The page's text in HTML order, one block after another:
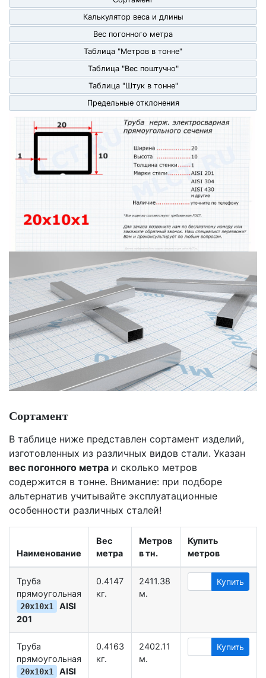
Калькулятор веса и длины
Вес погонного метра
Таблица "Метров в тонне"
Таблица "Вес поштучно"
Таблица "Штук в тонне"
Предельные отклонения
Сортамент
В таблице ниже представлен сортамент изделий,
изготовленных из различных видов стали. Указан
вес погонного метра и сколько метров
содержится в тонне. Внимание: при подборе
альтернатив учитывайте эксплуатационные
особенности различных сталей!
Наименование
Вес
метра
Метров
в тн.
Купить
метров
Труба
прямоугольная
20х10х1
AISI
201
0.4147
кг.
2411.38
м.
Купить
Труба
прямоугольная
20х10х1 AISI
0.4163
кг.
2402.11
м.
Купить